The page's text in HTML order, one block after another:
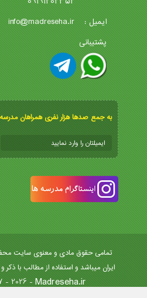
ایمیل : info@madreseha.ir
پشتیبانی
به جمع صدها هزار نفری همراهان مدرسه
تمامی حقوق مادی و معنوی سایت
ایران میباشد و استفاده از مطالب با
Madreseha.ir
- Copyright © 2007 - 2026